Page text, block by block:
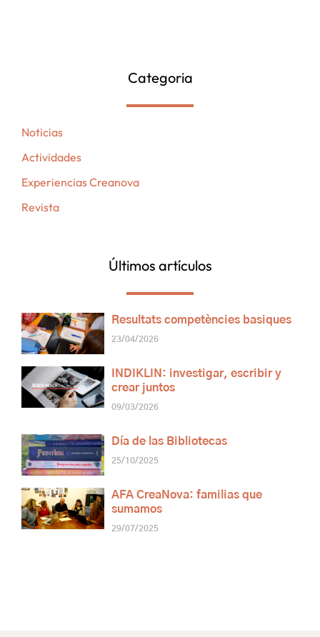
Categoria
Noticias
Actividades
Experiencias Creanova
Revista
Últimos artículos
Resultats competències basiques
23/04/2026
INDIKLIN: investigar, escribir y
crear juntos
09/03/2026
Día de las Bibliotecas
25/10/2025
AFA CreaNova: familias que
sumamos
29/07/2025